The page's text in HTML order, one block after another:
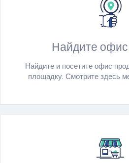
Найдите
Найдите и посетите офис
площадку. Смотрите здесь